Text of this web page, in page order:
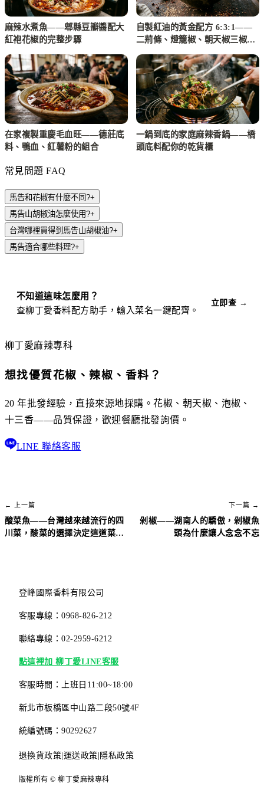
麻辣水煮魚——郫縣豆瓣醬配大
紅袍花椒的完整步驟
自製紅油的黃金配方 6:3:1——
二荊條、燈籠椒、朝天椒三椒比
例實作
在家複製重慶毛血旺——德莊底
料、鴨血、紅薯粉的組合
一鍋到底的家庭麻辣香鍋——橋
頭底料配你的乾貨櫃
常見問題 FAQ
馬告和花椒有什麼不同?+
馬告山胡椒油怎麼使用?+
台灣哪裡買得到馬告山胡椒油?+
馬告適合哪些料理?+
不知道這味怎麼用？
查柳丁愛香料配方助手，輸入菜名一鍵配齊。
立即查 →
柳丁愛麻辣專科
想找優質花椒、辣椒、香料？
20 年批發經驗，直接來源地採購。花椒、朝天椒、泡椒、
十三香——品質保證，歡迎餐廳批發詢價。
LINE 聯絡客服
← 上一篇
酸菜魚——台灣越來越流行的四
川菜，酸菜的選擇決定這道菜的
下一篇 →
剁椒——湖南人的驕傲，剁椒魚
頭為什麼讓人念念不忘
登峰國際香料有限公司
客服專線：0968-826-212
聯絡專線：02-2959-6212
點這裡加 柳丁愛LINE客服
客服時間：上班日11:00~18:00
新北市板橋區中山路二段50號4F
統編號碼：90292627
退換貨政策 運送政策 隱私政策
版權所有 © 柳丁愛麻辣專科